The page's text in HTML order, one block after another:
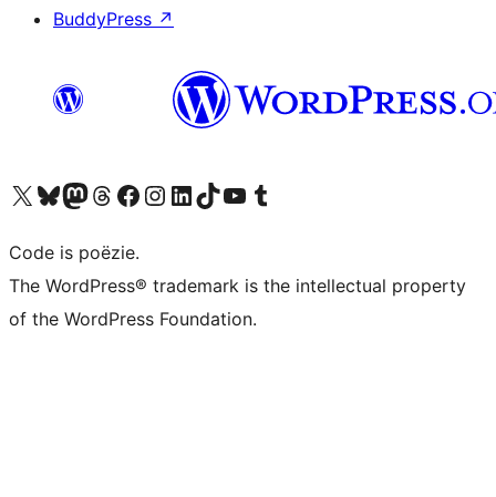
BuddyPress ↗
Bezoek ons X (voorheen Twitter) account
Bezoek ons Bluesky account
Bezoek ons Mastodon account
Bezoek ons Threads account
Onze Facebook pagina bezoeken
Bezoek ons Instagram account
Bezoek ons LinkedIn account
Bezoek ons TikTok account
Bezoek ons YouTube kanaalBezoek ons Tumblr account
Code is poëzie.
The WordPress® trademark is the intellectual property
of the WordPress Foundation.